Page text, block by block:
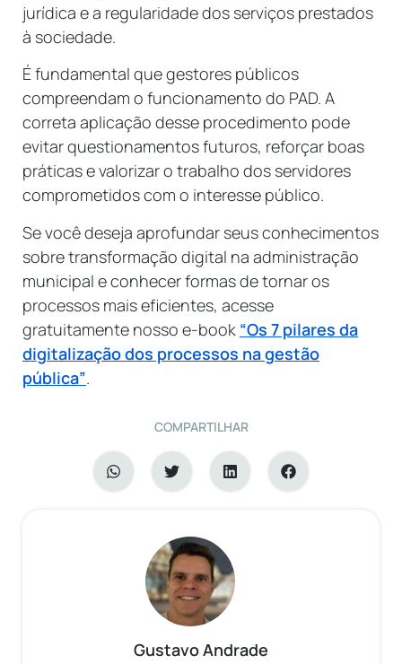
jurídica e a regularidade dos serviços prestados
à sociedade.
É fundamental que gestores públicos
compreendam o funcionamento do PAD. A
correta aplicação desse procedimento pode
evitar questionamentos futuros, reforçar boas
práticas e valorizar o trabalho dos servidores
comprometidos com o interesse público.
Se você deseja aprofundar seus conhecimentos
sobre transformação digital na administração
municipal e conhecer formas de tornar os
processos mais eficientes, acesse
gratuitamente nosso e-book “Os 7 pilares da
digitalização dos processos na gestão
pública”.
COMPARTILHAR
Gustavo Andrade